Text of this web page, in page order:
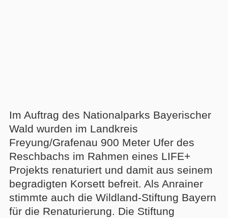
Im Auftrag des Nationalparks Bayerischer
Wald wurden im Landkreis
Freyung/Grafenau 900 Meter Ufer des
Reschbachs im Rahmen eines LIFE+
Projekts renaturiert und damit aus seinem
begradigten Korsett befreit. Als Anrainer
stimmte auch die Wildland-Stiftung Bayern
für die Renaturierung. Die Stiftung